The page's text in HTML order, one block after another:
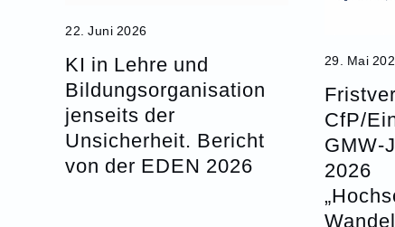
22. Juni 2026
KI in Lehre und
Bildungsorganisation
jenseits der
Unsicherheit. Bericht
von der EDEN 2026
29. Mai
CfP/
GMW-
2026